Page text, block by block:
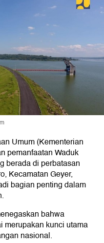
Umum (Kementerian
pemanfaatan Waduk
berada di perbatasan
Kecamatan Geyer,
bagian penting dalam
bahwa
merupakan kunci utama
nasional.